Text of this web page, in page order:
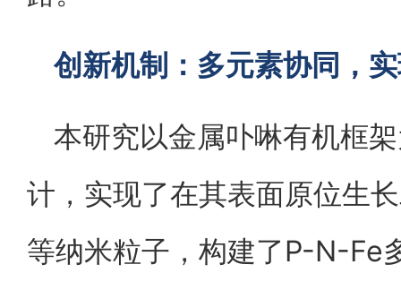
创新机制：多元素协同，
本研究以金属卟啉有机框
计，实现了在其表面原位生
等纳米粒子，构建了P-N-Fe